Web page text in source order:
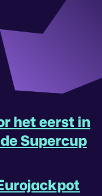
het eerst in
Supercup